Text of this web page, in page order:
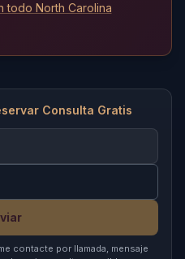
todo North Carolina
Consulta Gratis
contacte por llamada, mensaje